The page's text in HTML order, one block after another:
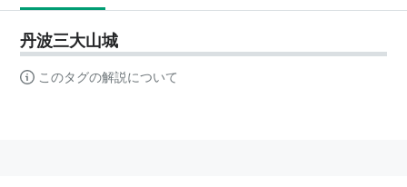
丹波三大山城
このタグの解説について